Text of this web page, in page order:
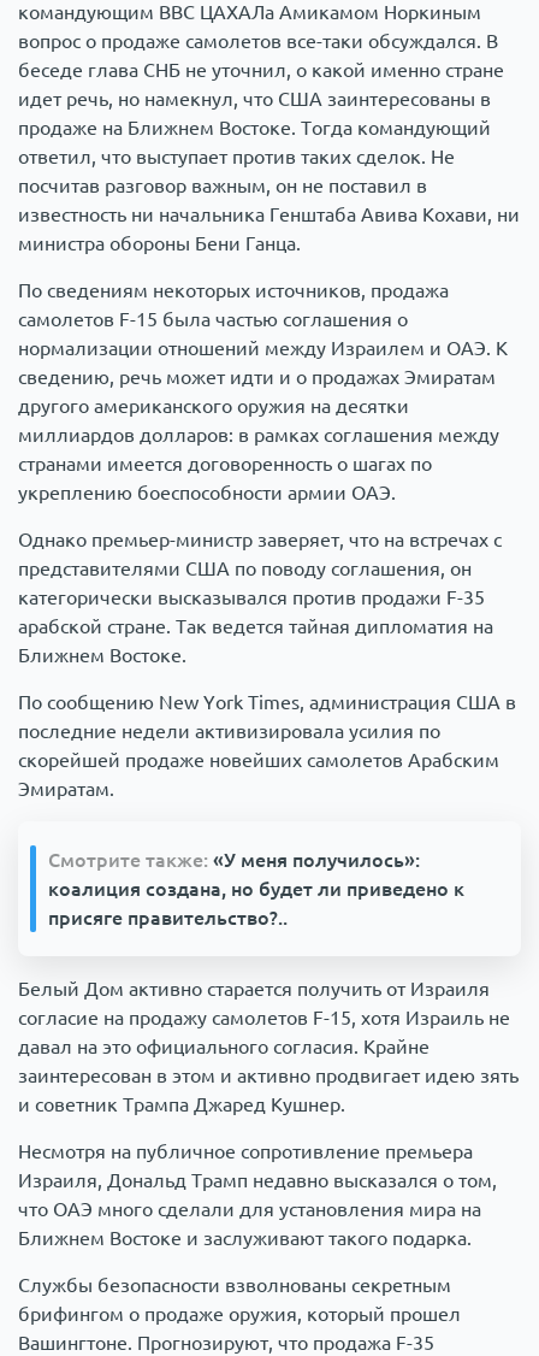
командующим ВВС ЦАХАЛа Амикамом Норкиным
вопрос о продаже самолетов все-таки обсуждался. В
беседе глава СНБ не уточнил, о какой именно стране
идет речь, но намекнул, что США заинтересованы в
продаже на Ближнем Востоке. Тогда командующий
ответил, что выступает против таких сделок. Не
посчитав разговор важным, он не поставил в
известность ни начальника Генштаба Авива Кохави, ни
министра обороны Бени Ганца.
По сведениям некоторых источников, продажа
самолетов F-15 была частью соглашения о
нормализации отношений между Израилем и ОАЭ. К
сведению, речь может идти и о продажах Эмиратам
другого американского оружия на десятки
миллиардов долларов: в рамках соглашения между
странами имеется договоренность о шагах по
укреплению боеспособности армии ОАЭ.
Однако премьер-министр заверяет, что на встречах с
представителями США по поводу соглашения, он
категорически высказывался против продажи F-35
арабской стране. Так ведется тайная дипломатия на
Ближнем Востоке.
По сообщению New York Times, администрация США в
последние недели активизировала усилия по
скорейшей продаже новейших самолетов Арабским
Эмиратам.
Смотрите также: «У меня получилось»:
коалиция создана, но будет ли приведено к
присяге правительство?..
Белый Дом активно старается получить от Израиля
согласие на продажу самолетов F-15, хотя Израиль не
давал на это официального согласия. Крайне
заинтересован в этом и активно продвигает идею зять
и советник Трампа Джаред Кушнер.
Несмотря на публичное сопротивление премьера
Израиля, Дональд Трамп недавно высказался о том,
что ОАЭ много сделали для установления мира на
Ближнем Востоке и заслуживают такого подарка.
Службы безопасности взволнованы секретным
брифингом о продаже оружия, который прошел
Вашингтоне. Прогнозируют, что продажа F-35